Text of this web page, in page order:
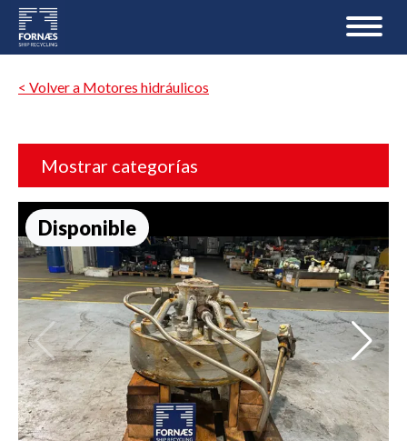
< Volver a Motores hidráulicos
Mostrar categorías
Disponible